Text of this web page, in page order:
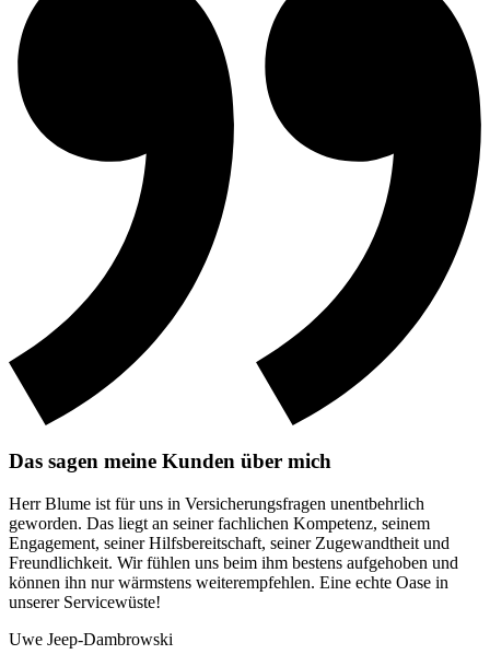
Das sagen meine Kunden über mich
Herr Blume ist für uns in Versicherungsfragen unentbehrlich
geworden. Das liegt an seiner fachlichen Kompetenz, seinem
Engagement, seiner Hilfsbereitschaft, seiner Zugewandtheit und
Freundlichkeit. Wir fühlen uns beim ihm bestens aufgehoben und
können ihn nur wärmstens weiterempfehlen. Eine echte Oase in
unserer Servicewüste!
Uwe Jeep-Dambrowski